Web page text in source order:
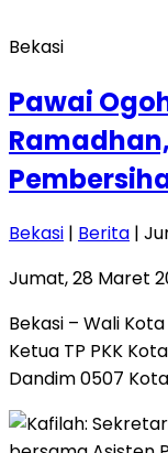
Bekasi
Pawai
Bekasi | Berita |
Jumat, 28 Maret
Bekasi – Wali
Ketua TP PKK
Dandim 0507